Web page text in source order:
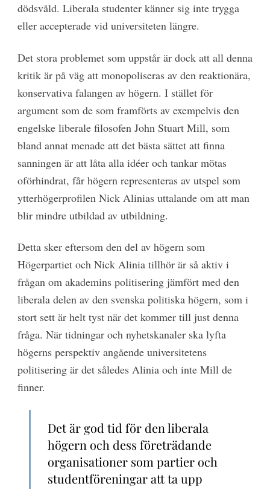
dödsvåld. Liberala studenter känner sig inte trygga
eller accepterade vid universiteten längre.
Det stora problemet som uppstår är dock att all denna
kritik är på väg att monopoliseras av den reaktionära,
konservativa falangen av högern. I stället för
argument som de som framförts av exempelvis den
engelske liberale filosofen John Stuart Mill, som
bland annat menade att det bästa sättet att finna
sanningen är att låta alla idéer och tankar mötas
oförhindrat, får högern representeras av utspel som
ytterhögerprofilen Nick Alinias uttalande om att man
blir mindre utbildad av utbildning.
Detta sker eftersom den del av högern som
Högerpartiet och Nick Alinia tillhör är så aktiv i
frågan om akademins politisering jämfört med den
liberala delen av den svenska politiska högern, som i
stort sett är helt tyst när det kommer till just denna
fråga. När tidningar och nyhetskanaler ska lyfta
högerns perspektiv angående universitetens
politisering är det således Alinia och inte Mill de
finner.
Det är god tid för den liberala
högern och dess företrädande
organisationer som partier och
studentföreningar att ta upp